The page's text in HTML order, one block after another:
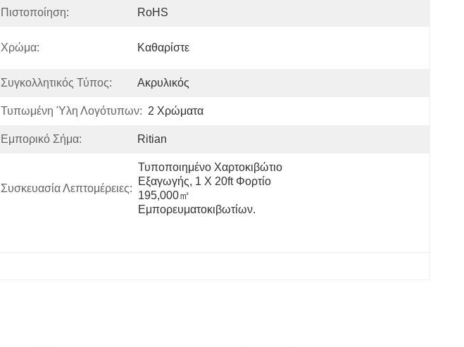
Πιστοποίηση: RoHS
Χρώμα: Καθαρίστε
Συγκολλητικός Τύπος: Ακρυλικός
Τυπωμένη Ύλη Λογότυπων: 2 Χρώματα
Εμπορικό Σήμα: Ritian
Συσκευασία Λεπτομέρειες:
Τυποποιημένο Χαρτοκιβώτιο
Εξαγωγής, 1 X 20ft Φορτίο
195,000㎡
Εμπορευματοκιβωτίων.